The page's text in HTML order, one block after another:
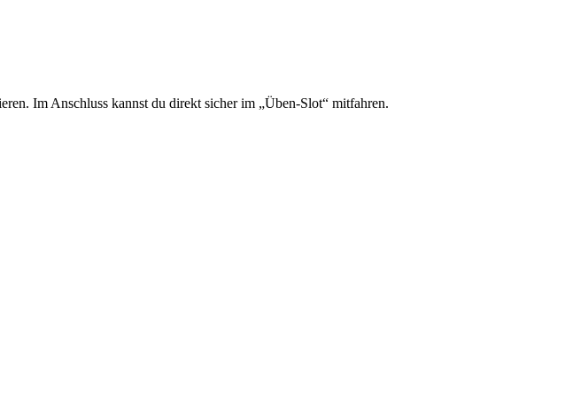
Im Anschluss kannst du direkt sicher im „Üben-Slot“ mitfahren.